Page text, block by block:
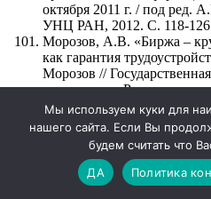
октября 2011 г. / под ред.
УНЦ РАН, 2012. С. 118-
Морозов, А.В. «Биржа –
как гарантия
Морозов //
коррупции в России и за
перспективы развития:
научно-практической
Казан. нац. исслед.
Морозов, А.В. Практика
Советской России в 1920-
Мы используем куки для
нашего сайта. Если Вы
будем считать что
ДА
Политика